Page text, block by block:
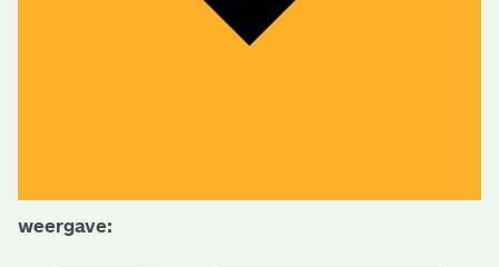
weergave: